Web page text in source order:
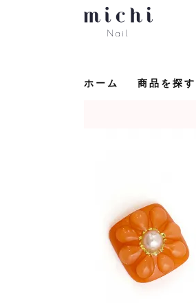
ホーム 商品を探す